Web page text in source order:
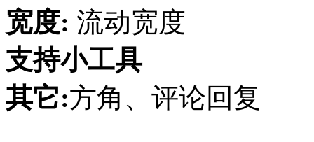
宽度: 流动宽度
支持小工具
其它:方角、评论回复